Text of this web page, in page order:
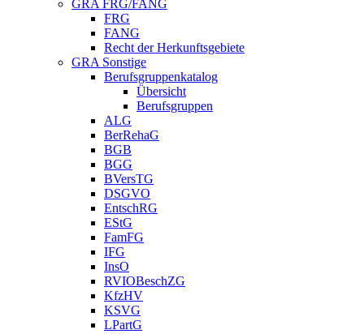
GRA FRG/FANG
FRG
FANG
Recht der Herkunftsgebiete
GRA Sonstige
Berufsgruppenkatalog
Übersicht
Berufsgruppen
ALG
BerRehaG
BGB
BGG
BVersTG
DSGVO
EntschRG
EStG
FamFG
IFG
InsO
RVIOBeschZG
KfzHV
KSVG
LPartG